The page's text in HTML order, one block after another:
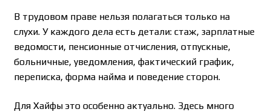
В трудовом праве нельзя полагаться только на
слухи. У каждого дела есть детали: стаж, зарплатные
ведомости, пенсионные отчисления, отпускные,
больничные, уведомления, фактический график,
переписка, форма найма и поведение сторон.
Для Хайфы это особенно актуально. Здесь много